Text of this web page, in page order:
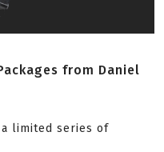
from Daniel
a limited series of